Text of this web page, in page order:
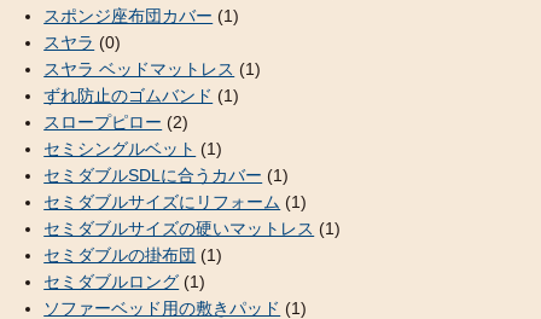
スポンジ座布団カバー (1)
スヤラ (0)
スヤラ ベッドマットレス (1)
ずれ防止のゴムバンド (1)
スロープピロー (2)
セミシングルベット (1)
セミダブルSDLに合うカバー (1)
セミダブルサイズにリフォーム (1)
セミダブルサイズの硬いマットレス (1)
セミダブルの掛布団 (1)
セミダブルロング (1)
ソファーベッド用の敷きパッド (1)